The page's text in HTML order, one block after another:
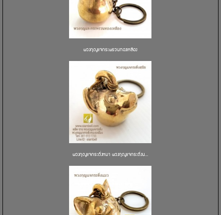
พวงกุญแจกระพรวนทองเหลือง
พวงกุญแจกระดิ่งหมา พวงกุญแจกระดิ่งน...